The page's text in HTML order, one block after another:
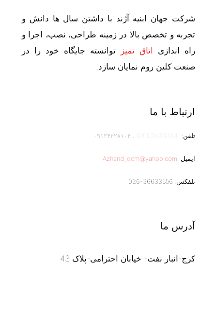
شرکت جهان ابنیه آژند با داشتن سال ها دانش و
تجربه و تخصص بالا در زمینه طراحی، نصب، اجرا و
راه اندازی
اتاق تمیز
توانسته جایگاه خود را در
صنعت کلین روم نمایان سازد.
ارتباط با ما
تلفن: 09102403324 ، ۰۹۱۲۴۲۲۸۱۰۴
ایمیل: Azhand_dcm@yahoo.com
تلفکس: 36633556-026
آدرس ما
کرج-انبار نفت- خیابان احترامی-پلاک 43